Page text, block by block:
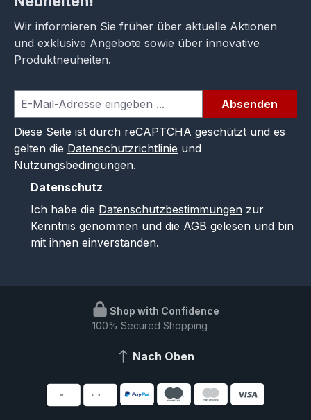
Wir informieren Sie früher über aktuelle Aktionen
und exklusive Angebote sowie über innovative
Produktneuheiten.
Absenden
Diese Seite ist durch reCAPTCHA geschützt und es
gelten die Datenschutzrichtlinie und
Nutzungsbedingungen.
Datenschutz
Ich habe die Datenschutzbestimmungen zur
Kenntnis genommen und die AGB gelesen und bin
mit ihnen einverstanden.
Shop with Confidence
100% Secured Shopping
Nach Oben